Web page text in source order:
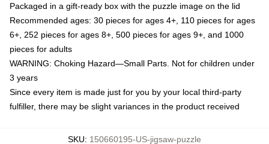
Packaged in a gift-ready box with the puzzle image on the lid
Recommended ages: 30 pieces for ages 4+, 110 pieces for ages
6+, 252 pieces for ages 8+, 500 pieces for ages 9+, and 1000
pieces for adults
WARNING: Choking Hazard—Small Parts. Not for children under
3 years
Since every item is made just for you by your local third-party
fulfiller, there may be slight variances in the product received
SKU: 150660195-US-jigsaw-puzzle